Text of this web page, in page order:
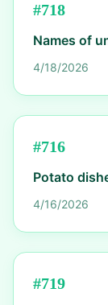
#718
Names of
4/18/2026
#716
Potato
4/16/2026
#719